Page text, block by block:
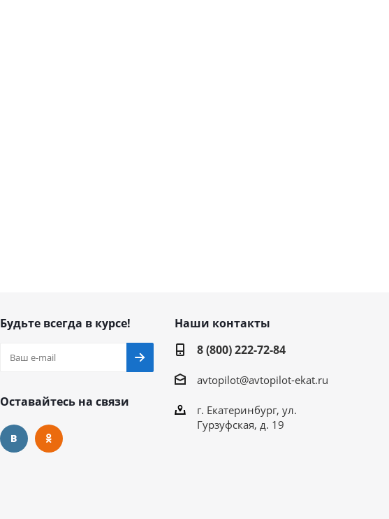
Будьте всегда в курсе!
Оставайтесь на связи
Наши контакты
8 (800) 222-72-84
avtopilot@avtopilot-ekat.ru
г. Екатеринбург, ул.
Гурзуфская, д. 19